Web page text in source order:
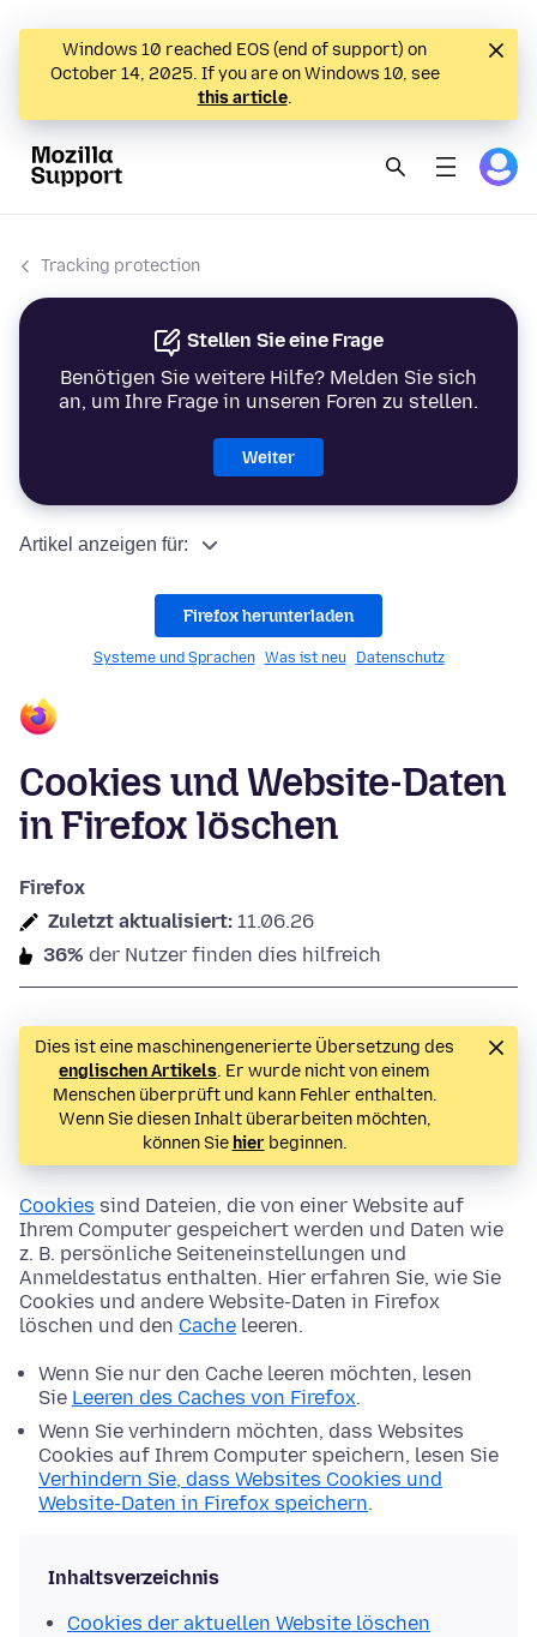
Windows 10 reached EOS (end of support) on
October 14, 2025. If you are on Windows 10, see
this article.
Tracking protection
Stellen Sie eine Frage
Benötigen Sie weitere Hilfe? Melden Sie sich
an, um Ihre Frage in unseren Foren zu stellen.
Weiter
Artikel anzeigen für:
Firefox herunterladen
Systeme und Sprachen Was ist neu Datenschutz
Cookies und Website-Daten
in Firefox löschen
Firefox
Zuletzt aktualisiert: 11.06.26
36% der Nutzer finden dies hilfreich
Dies ist eine maschinengenerierte Übersetzung des
englischen Artikels. Er wurde nicht von einem
Menschen überprüft und kann Fehler enthalten.
Wenn Sie diesen Inhalt überarbeiten möchten,
können Sie hierbeginnen.
Cookies sind Dateien, die von einer Website auf
Ihrem Computer gespeichert werden und Daten wie
z. B. persönliche Seiteneinstellungen und
Anmeldestatus enthalten. Hier erfahren Sie, wie Sie
Cookies und andere Website-Daten in Firefox
löschen und den Cache leeren.
Wenn Sie nur den Cache leeren möchten, lesen
Sie Leeren des Caches von Firefox.
Wenn Sie verhindern möchten, dass Websites
Cookies auf Ihrem Computer speichern, lesen Sie
Verhindern Sie, dass Websites Cookies und
Website-Daten in Firefox speichern.
Inhaltsverzeichnis
Cookies der aktuellen Website löschen